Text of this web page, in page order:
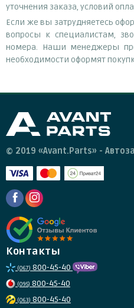
уточнения заказа, условий
Если же вы затрудняетесь
вопросы к специалистам,
номера. Наши менеджеры
необходимости оформят
© 2019 «Avant.Parts» -
Контакты
(067) 800-45-40
(095) 800-45-40
(063) 800-45-40